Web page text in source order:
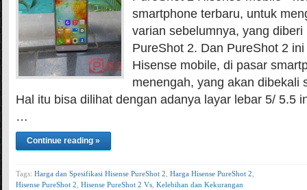
smartphone terbaru, untuk
varian sebelumnya, yang diberi
PureShot 2. Dan PureShot 2
Hisense mobile, di pasar
menengah, yang akan dibekali
Hal itu bisa dilihat dengan adanya layar lebar 5/ 5.5
…
Continue reading »
Tags: Harga dan Spesifikasi Hisense PureShot 2 Harga Hisense PureShot 2
Hisense PureShot 2 Hisense PureShot 2 Vs, Kelebihan dan Kekurangan